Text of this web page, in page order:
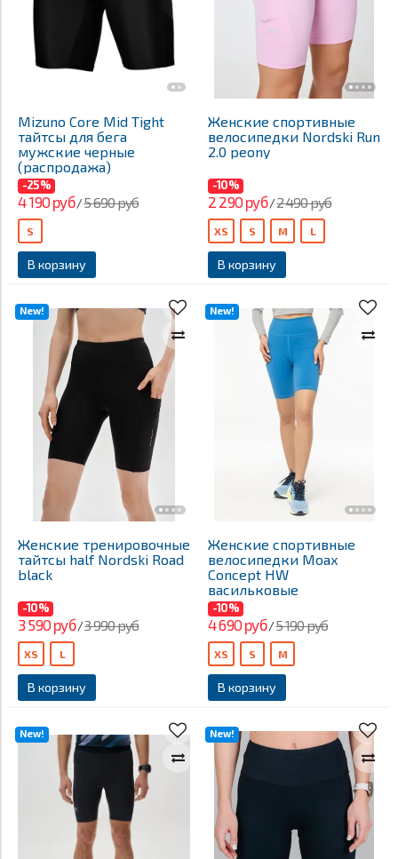
Mizuno Core Mid Tight
тайтсы для бега
мужские черные
(распродажа)
-25%
4 190 руб/5 690 руб
В корзину
S
Женские спортивные
велосипедки Nordski Run
2.0 peony
-10%
2 290 руб/2 490 руб
В корзину
XS S M L
New!
Женские тренировочные
тайтсы half Nordski Road
black
-10%
3 590 руб/3 990 руб
В корзину
XS L
New!
Женские спортивные
велосипедки Moax
Concept HW
васильковые
-10%
4 690 руб/5 190 руб
В корзину
XS S M
New! New!